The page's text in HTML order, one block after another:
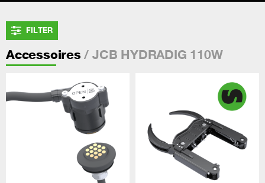
FILTER
Accessoires / JCB HYDRADIG 110W